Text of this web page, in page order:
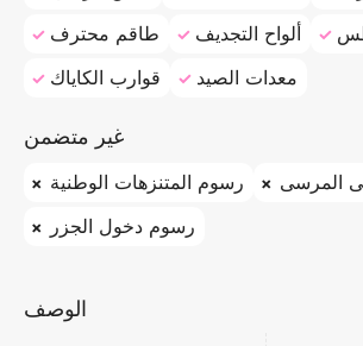
طاقم محترف
ألواح التجديف
قوارب الكاياك
معدات الصيد
غير متضمن
رسوم المتنزهات الوطنية
المرسى
رسوم دخول الجزر
الوصف